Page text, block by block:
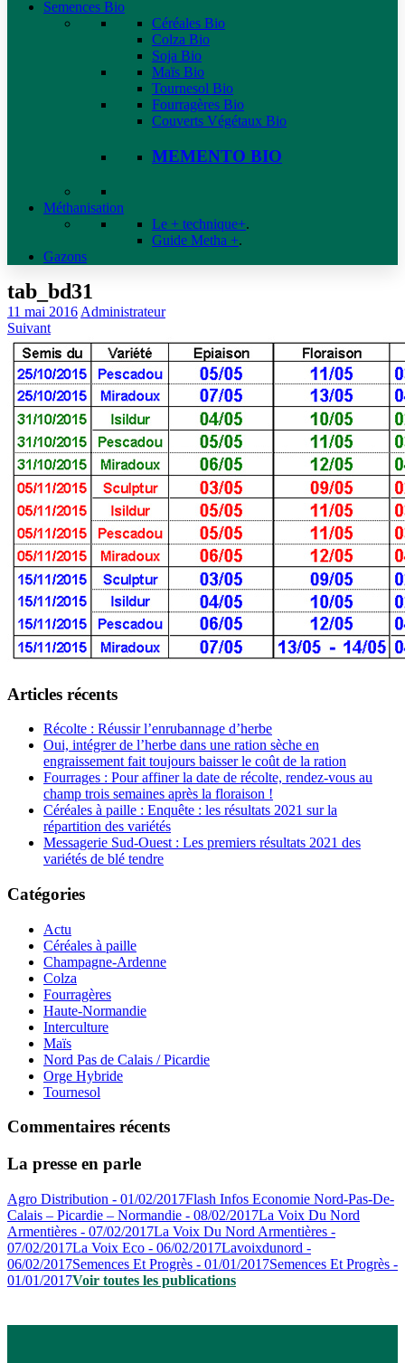
Semences Bio
Céréales Bio
Colza Bio
Soja Bio
Maïs Bio
Tournesol Bio
Fourragères Bio
Couverts Végétaux Bio
MEMENTO BIO
Méthanisation
Le + technique+.
Guide Metha +.
Gazons
tab_bd31
11 mai 2016 Administrateur
Suivant
Articles récents
Récolte : Réussir l’enrubannage d’herbe
Oui, intégrer de l’herbe dans une ration sèche en
engraissement fait toujours baisser le coût de la ration
Fourrages : Pour affiner la date de récolte, rendez-vous au
champ trois semaines après la floraison !
Céréales à paille : Enquête : les résultats 2021 sur la
répartition des variétés
Messagerie Sud-Ouest : Les premiers résultats 2021 des
variétés de blé tendre
Catégories
Actu
Céréales à paille
Champagne-Ardenne
Colza
Fourragères
Haute-Normandie
Interculture
Maïs
Nord Pas de Calais / Picardie
Orge Hybride
Tournesol
Commentaires récents
La presse en parle
Agro Distribution - 01/02/2017Flash Infos Economie Nord-Pas-De-
Calais – Picardie – Normandie - 08/02/2017La Voix Du Nord
Armentières - 07/02/2017La Voix Du Nord Armentières -
07/02/2017La Voix Eco - 06/02/2017Lavoixdunord -
06/02/2017Semences Et Progrès - 01/01/2017Semences Et Progrès -
01/01/2017Voir toutes les publications